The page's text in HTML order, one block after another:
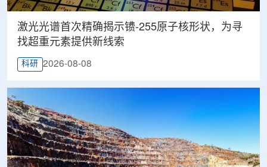
激光光谱首次精确揭示镄-255原子核形状，为寻
找超重元素提供新线索
科研 2026-08-08